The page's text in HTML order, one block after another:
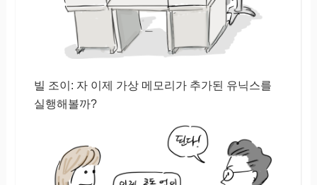
빌 조이: 자 이제 가상 메모리가 추가된 유닉스를
실행해볼까?